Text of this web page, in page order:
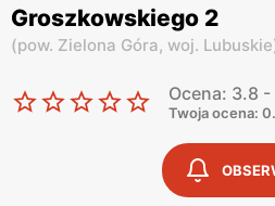
Groszkowskiego 2
(pow. Zielona Góra, woj. Lubuskie
Ocena: 3.8
Twoja ocena: